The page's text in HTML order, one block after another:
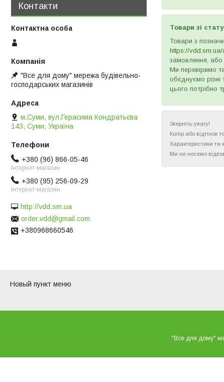
Товари зі
Товари з
https://
замовлення, або
Ми перевіримо
обєднуємо
цього потрібно
Зверніть увагу!
Колір або відтінок
Характеристики та
Ми не несемо
Контакти
"Все для дому" мережа будівельно-
господарських магазинів
м.Суми, вул.Герасима Кондратьєва
143, Суми, Україна
+380 (96) 866-05-46
Інтернет-магазин
+380 (95) 256-09-29
Інтернет-магазин
http://vdd.sm.ua
order.vdd@gmail.com
+380968660546
Новый пункт меню